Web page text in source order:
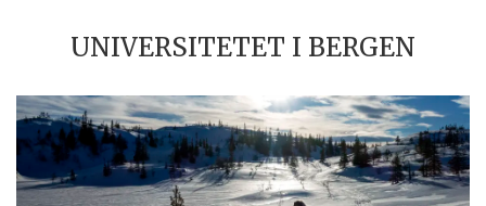
UNIVERSITETET I BERGEN